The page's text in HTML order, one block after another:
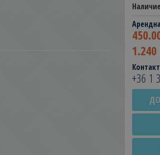
1.240
+36 1